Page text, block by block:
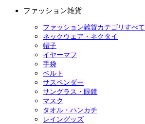
ファッション雑貨
ファッション雑貨カテゴリすべて
ネックウェア・ネクタイ
帽子
イヤーマフ
手袋
ベルト
サスペンダー
サングラス・眼鏡
マスク
タオル・ハンカチ
レイングッズ